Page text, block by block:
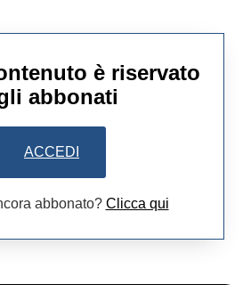
è riservato
abbonati
ACCEDI
abbonato? Clicca qui